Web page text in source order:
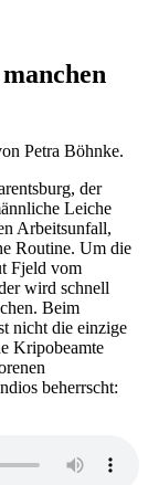
Petra Böhnke.
der
Leiche
Arbeitsunfall,
Routine. Um die
Fjeld vom
wird schnell
Beim
nicht die einzige
Kripobeamte
beherrscht: